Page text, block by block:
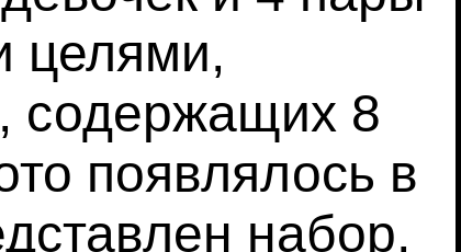
целями,
содержащих 8
появлялось в
набор,